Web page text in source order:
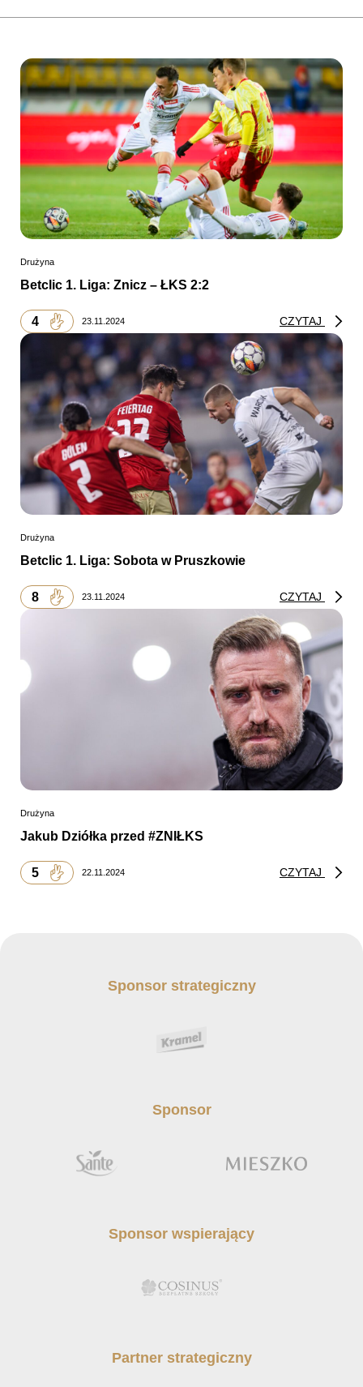
Drużyna
Betclic 1. Liga: Znicz – ŁKS 2:2
4 23.11.2024 CZYTAJ
Drużyna
Betclic 1. Liga: Sobota w Pruszkowie
8 23.11.2024 CZYTAJ
Drużyna
Jakub Dziółka przed #ZNIŁKS
5 22.11.2024 CZYTAJ
Sponsor strategiczny
Sponsor
Sponsor wspierający
Partner strategiczny